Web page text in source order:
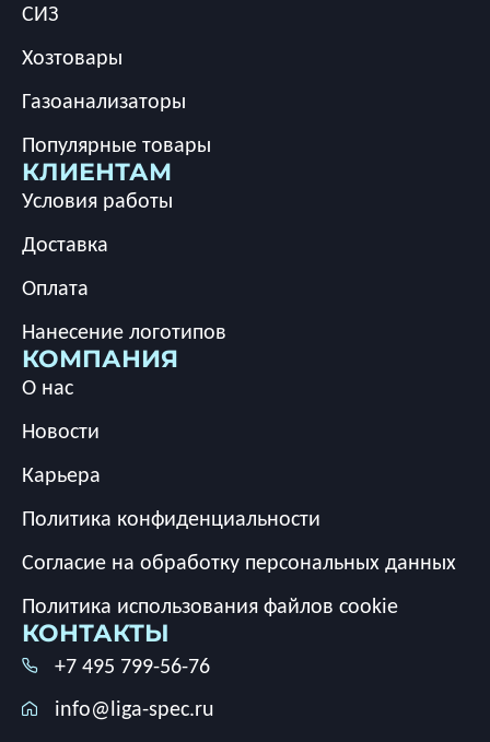
СИЗ
Хозтовары
Газоанализаторы
Популярные товары
КЛИЕНТАМ
Условия работы
Доставка
Оплата
Нанесение логотипов
КОМПАНИЯ
О нас
Новости
Карьера
Политика конфиденциальности
Согласие на обработку персональных данных
Политика использования файлов cookie
КОНТАКТЫ
+7 495 799-56-76
info@liga-spec.ru